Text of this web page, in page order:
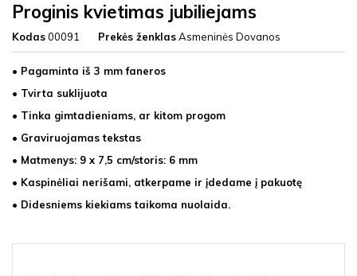
Proginis kvietimas jubiliejams
Kodas00091 Prekės ženklasAsmeninės Dovanos
• Pagaminta iš 3 mm faneros
• Tvirta suklijuota
• Tinka gimtadieniams, ar kitom progom
• Graviruojamas tekstas
• Matmenys: 9 x 7,5 cm/storis: 6 mm
• Kaspinėliai nerišami, atkerpame ir įdedame į pakuotę
• Didesniems kiekiams taikoma nuolaida.